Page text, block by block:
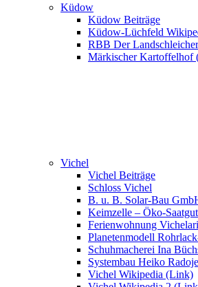
Küdow
Küdow Beiträge
Küdow-Lüchfeld
RBB Der
Märkischer Kartoffelhof
Vichel
Vichel Beiträge
Schloss Vichel
B. u. B. Solar-Bau
Keimzelle – Öko-Saatgut
Ferienwohnung
Planetenmodell
Schuhmacherei Ina
Systembau Heiko
Vichel Wikipedia (Link)